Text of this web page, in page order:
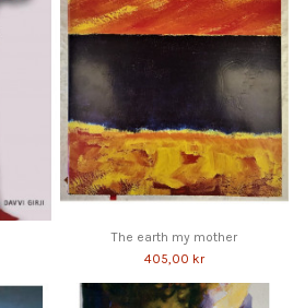
The earth my mother
405,00 kr